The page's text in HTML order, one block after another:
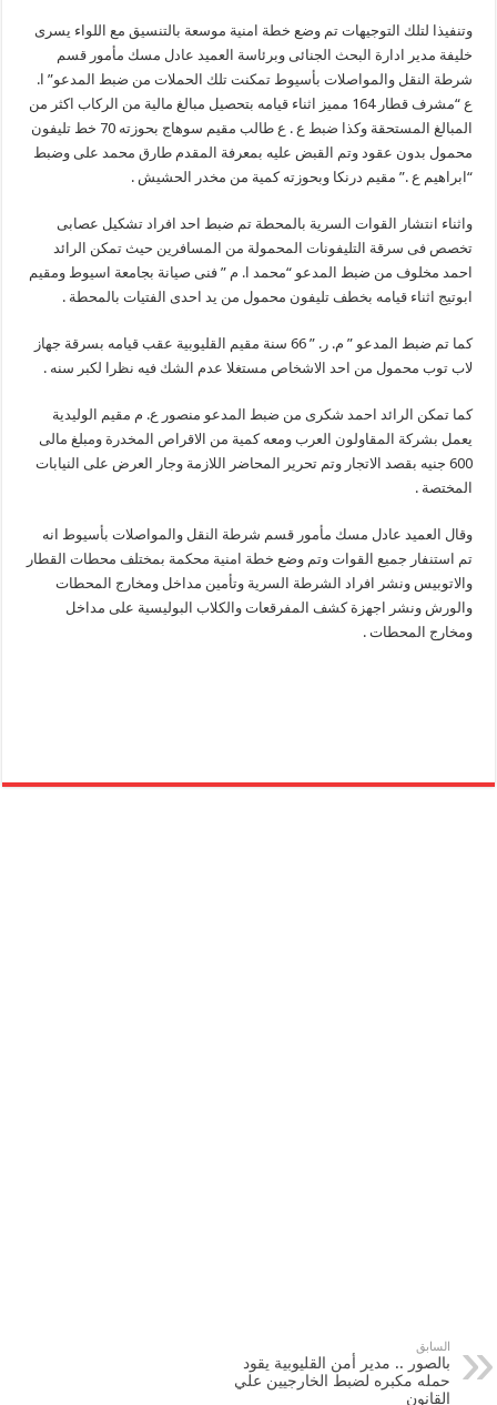
وتنفيذا لتلك التوجيهات تم وضع خطة امنية موسعة بالتنسيق مع اللواء يسرى
خليفة مدير ادارة البحث الجنائى وبرئاسة العميد عادل مسك مأمور قسم
شرطة النقل والمواصلات بأسيوط تمكنت تلك الحملات من ضبط المدعو” ا.
ع “مشرف قطار 164 مميز اثناء قيامه بتحصيل مبالغ مالية من الركاب اكثر من
المبالغ المستحقة وكذا ضبط ع . ع طالب مقيم سوهاج بحوزته 70 خط تليفون
محمول بدون عقود وتم القبض عليه بمعرفة المقدم طارق محمد على وضبط
“ابراهيم ع .” مقيم درنكا وبحوزته كمية من مخدر الحشيش .
واثناء انتشار القوات السرية بالمحطة تم ضبط احد افراد تشكيل عصابى
تخصص فى سرقة التليفونات المحمولة من المسافرين حيث تمكن الرائد
احمد مخلوف من ضبط المدعو “محمد ا. م ” فنى صيانة بجامعة اسيوط ومقيم
ابوتيج اثناء قيامه بخطف تليفون محمول من يد احدى الفتيات بالمحطة .
كما تم ضبط المدعو ” م. ر. ” 66 سنة مقيم القليوبية عقب قيامه بسرقة جهاز
لاب توب محمول من احد الاشخاص مستغلا عدم الشك فيه نظرا لكبر سنه .
كما تمكن الرائد احمد شكرى من ضبط المدعو منصور ع. م مقيم الوليدية
يعمل بشركة المقاولون العرب ومعه كمية من الاقراص المخدرة ومبلغ مالى
600 جنيه بقصد الاتجار وتم تحرير المحاضر اللازمة وجار العرض على النيابات
المختصة .
وقال العميد عادل مسك مأمور قسم شرطة النقل والمواصلات بأسيوط انه
تم استنفار جميع القوات وتم وضع خطة امنية محكمة بمختلف محطات القطار
والاتوبيس ونشر افراد الشرطة السرية وتأمين مداخل ومخارج المحطات
والورش ونشر اجهزة كشف المفرقعات والكلاب البوليسية على مداخل
ومخارج المحطات .
السابق
بالصور .. مدير أمن القليوبية يقود
حمله مكبره لضبط الخارجيين علي
القانون